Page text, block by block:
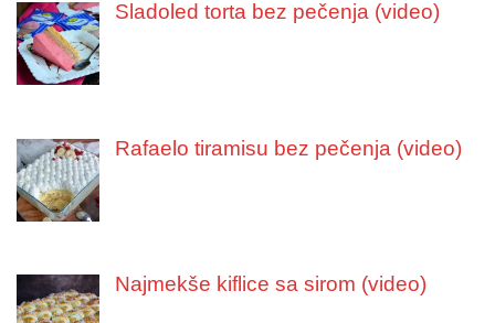
Sladoled torta bez pečenja (video)
Rafaelo tiramisu bez pečenja (video)
Najmekše kiflice sa sirom (video)